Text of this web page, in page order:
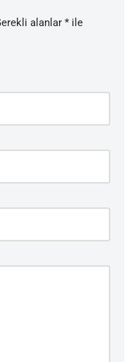
alanlar *ile